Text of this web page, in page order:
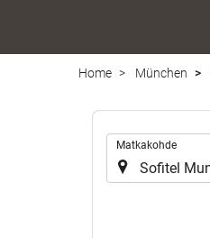
Home München
Matkakohde